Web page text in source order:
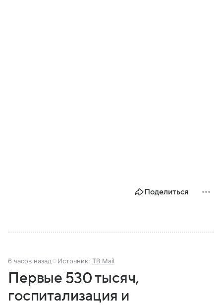
Поделиться
6 часов назад Источник: ТВ Mail
Первые 530 тысяч,
госпитализация и